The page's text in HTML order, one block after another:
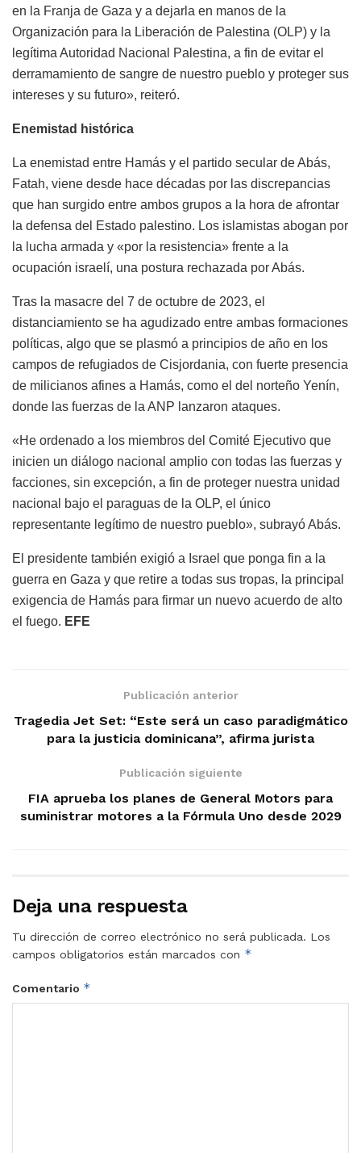
en la Franja de Gaza y a dejarla en manos de la
Organización para la Liberación de Palestina (OLP) y la
legítima Autoridad Nacional Palestina, a fin de evitar el
derramamiento de sangre de nuestro pueblo y proteger sus
intereses y su futuro», reiteró.
Enemistad histórica
La enemistad entre Hamás y el partido secular de Abás,
Fatah, viene desde hace décadas por las discrepancias
que han surgido entre ambos grupos a la hora de afrontar
la defensa del Estado palestino. Los islamistas abogan por
la lucha armada y «por la resistencia» frente a la
ocupación israelí, una postura rechazada por Abás.
Tras la masacre del 7 de octubre de 2023, el
distanciamiento se ha agudizado entre ambas formaciones
políticas, algo que se plasmó a principios de año en los
campos de refugiados de Cisjordania, con fuerte presencia
de milicianos afines a Hamás, como el del norteño Yenín,
donde las fuerzas de la ANP lanzaron ataques.
«He ordenado a los miembros del Comité Ejecutivo que
inicien un diálogo nacional amplio con todas las fuerzas y
facciones, sin excepción, a fin de proteger nuestra unidad
nacional bajo el paraguas de la OLP, el único
representante legítimo de nuestro pueblo», subrayó Abás.
El presidente también exigió a Israel que ponga fin a la
guerra en Gaza y que retire a todas sus tropas, la principal
exigencia de Hamás para firmar un nuevo acuerdo de alto
el fuego. EFE
Publicación anterior
Tragedia Jet Set: “Este será un caso paradigmático
para la justicia dominicana”, afirma jurista
Publicación siguiente
FIA aprueba los planes de General Motors para
suministrar motores a la Fórmula Uno desde 2029
Deja una respuesta
Tu dirección de correo electrónico no será publicada. Los
campos obligatorios están marcados con *
Comentario *